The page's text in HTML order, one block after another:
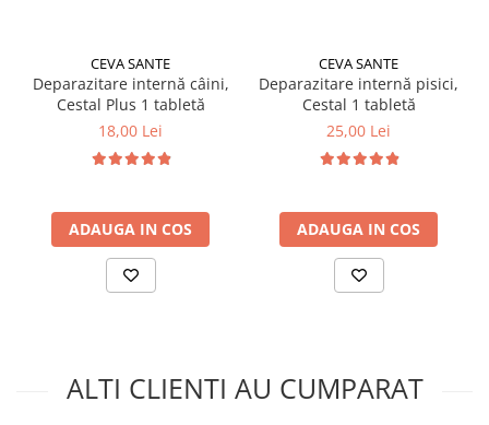
CEVA SANTE
Deparazitare internă câini,
Cestal Plus 1 tabletă
18,00 Lei
ADAUGA IN COS
CEVA SANTE
Deparazitare internă pisici,
Cestal 1 tabletă
25,00 Lei
ADAUGA IN COS
ALTI CLIENTI AU CUMPARAT